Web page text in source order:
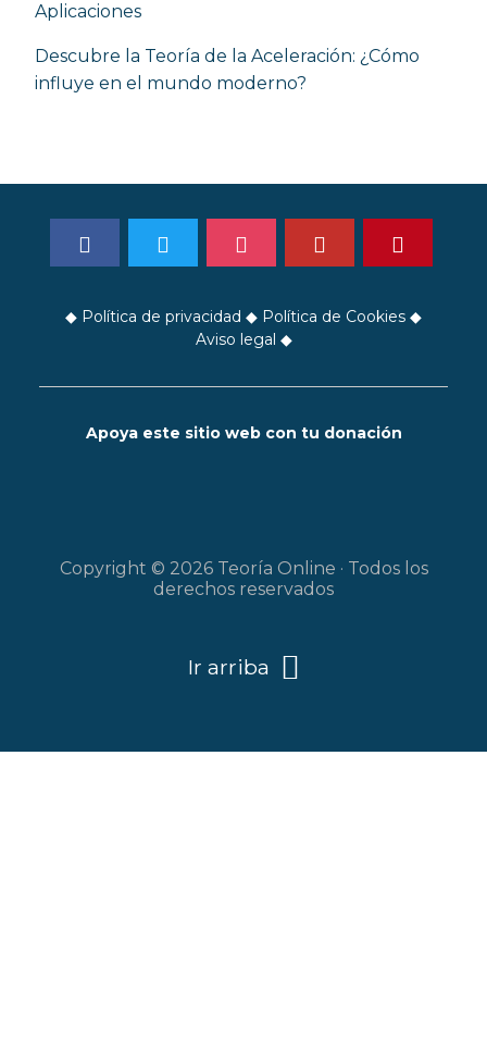
Aplicaciones
Descubre la Teoría de la Aceleración: ¿Cómo
influye en el mundo moderno?
Política de privacidad ◆ Política de Cookies ◆
Aviso legal ◆
Apoya este sitio web con tu donación
Copyright © 2026 Teoría Online · Todos los
derechos reservados
Ir arriba